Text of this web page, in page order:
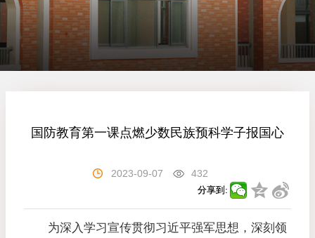
国防教育第一课点燃少数民族预科学子报国心
2023-09-07 432
分享到:
为深入学习宣传贯彻习近平强军思想，深刻领